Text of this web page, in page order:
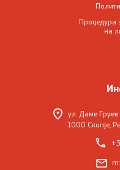
Процедура
на
ул. Даме Груев
1000 Скопје,